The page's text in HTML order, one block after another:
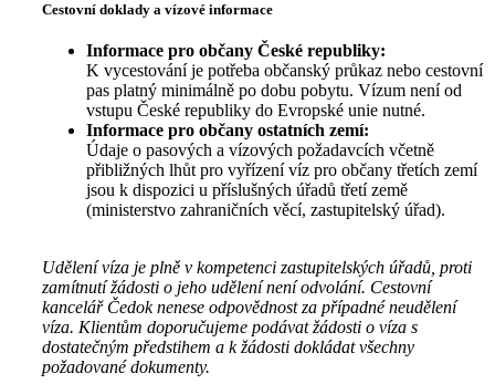
Cestovní doklady a vízové informace
Informace pro občany České republiky:
K vycestování je potřeba občanský průkaz nebo cestovní
pas platný minimálně po dobu pobytu. Vízum není od
vstupu České republiky do Evropské unie nutné.
Informace pro občany ostatních zemí:
Údaje o pasových a vízových požadavcích včetně
přibližných lhůt pro vyřízení víz pro občany třetích zemí
jsou k dispozici u příslušných úřadů třetí země
(ministerstvo zahraničních věcí, zastupitelský úřad).
Udělení víza je plně v kompetenci zastupitelských úřadů, proti
zamítnutí žádosti o jeho udělení není odvolání. Cestovní
kancelář Čedok nenese odpovědnost za případné neudělení
víza. Klientům doporučujeme podávat žádosti o víza s
dostatečným předstihem a k žádosti dokládat všechny
požadované dokumenty.